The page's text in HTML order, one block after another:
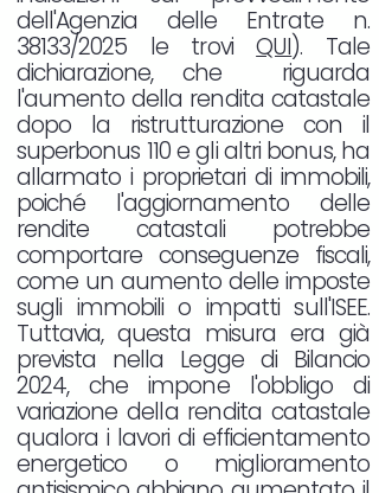
dell'Agenzia delle Entrate n.
38133/2025 le troviQUI). Tale
dichiarazione, che riguarda
l'aumento della rendita catastale
dopo la ristrutturazione con il
superbonus 110 e gli altri bonus, ha
allarmato i proprietari di immobili,
poiché l'aggiornamento delle
rendite catastali potrebbe
comportare conseguenze fiscali,
come un aumento delle imposte
sugli immobili o impatti sull'ISEE.
Tuttavia, questa misura era già
prevista nella Legge di Bilancio
2024, che impone l'obbligo di
variazione della rendita catastale
qualora i lavori di efficientamento
energetico o miglioramento